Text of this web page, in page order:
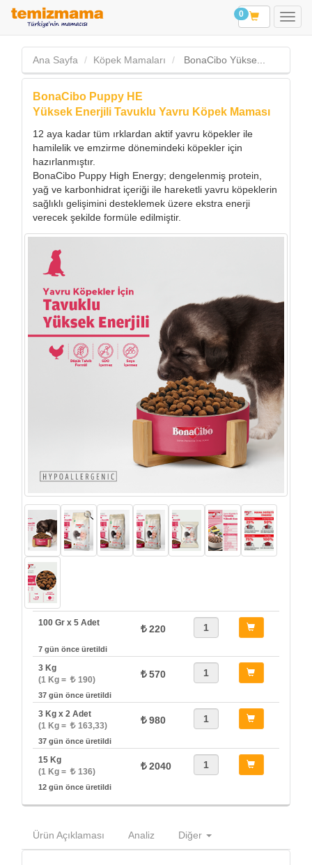
0
Ana Sayfa Köpek Mamaları BonaCibo Yükse...
BonaCibo Puppy HE
Yüksek Enerjili Tavuklu Yavru Köpek Maması
12 aya kadar tüm ırklardan aktif yavru köpekler ile
hamilelik ve emzirme dönemindeki köpekler için
hazırlanmıştır.
BonaCibo Puppy High Energy; dengelenmiş protein,
yağ ve karbonhidrat içeriği ile hareketli yavru köpeklerin
sağlıklı gelişimini desteklemek üzere ekstra enerji
verecek şekilde formüle edilmiştir.
100 Gr x 5 Adet
220
7 gün önce üretildi
3 Kg
(1 Kg =
190)
570
37 gün önce üretildi
3 Kg x 2 Adet
(1 Kg =
163,33)
980
37 gün önce üretildi
15 Kg
(1 Kg =
136)
2040
12 gün önce üretildi
Ürün Açıklaması Analiz Diğer